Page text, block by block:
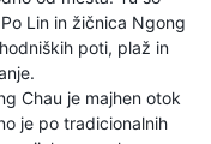
Lin in žičnica Ngong
poti, plaž in
Chau je majhen otok
je po tradicionalnih